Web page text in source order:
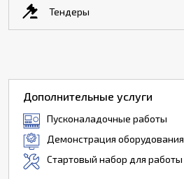
Тендеры
Дополнительные услуги
Пусконаладочные работы
Демонстрация оборудования
Стартовый набор для работы